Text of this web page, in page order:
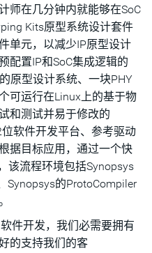
师在几分钟内就能够在SoC
Kits原型系统设计套件
单元，以减少IP原型设计
配置IP和SoC集成逻辑的
原型设计系统、一块PHY
可运行在Linux上的基于物
和测试并易于修改的
软件开发平台、参考驱动
据目标应用，通过一个快
该流程环境包括Synopsys
Synopsys的ProtoCompiler
件开发，我们必需要拥有
的支持我们的客